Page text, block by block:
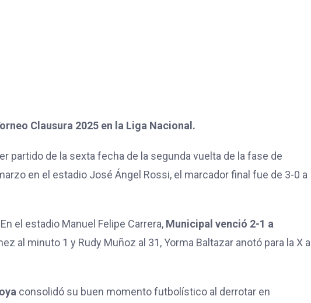
Clausura 2025 en la Liga Nacional.
partido de la sexta fecha de la segunda vuelta de la fase de
en el estadio José Ángel Rossi, el marcador final fue de 3-0 a
el estadio Manuel Felipe Carrera, Municipal venció 2-1 a
al minuto 1 y Rudy Muñoz al 31, Yorma Baltazar anotó para la X al
consolidó su buen momento futbolístico al derrotar en